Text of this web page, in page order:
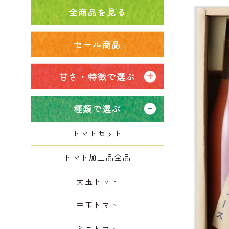
全商品を見る
セール商品
甘さ・特徴で選ぶ
種類で選ぶ
トマトセット
トマト加工品全品
大玉トマト
中玉トマト